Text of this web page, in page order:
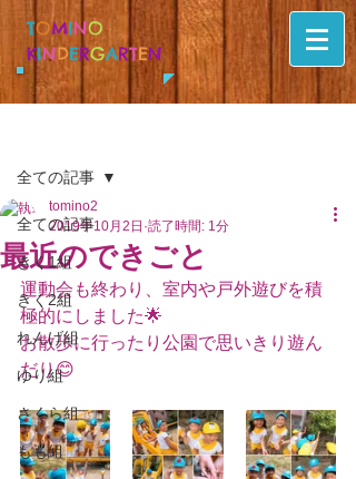
TOMINO
KINDERGARTEN
全ての記事
きく1組
きく2組
れんげ組
ゆり組
さくら組
もも組
全ての記事
最近のできごと
tomino2
2019年10月2日 読了時間: 1分
運動会も終わり、室内や戸外遊びを積
極的にしました🌟
お散歩に行ったり公園で思いきり遊ん
だり😊